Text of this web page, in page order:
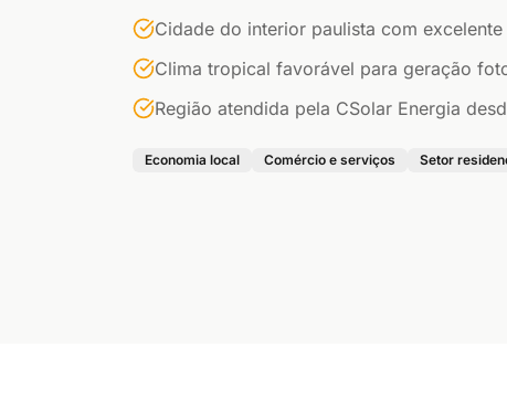
Cidade do interior paulista com
Clima tropical favorável para geração
Região atendida pela CSolar Energia
Economia local Comércio e serviços Setor